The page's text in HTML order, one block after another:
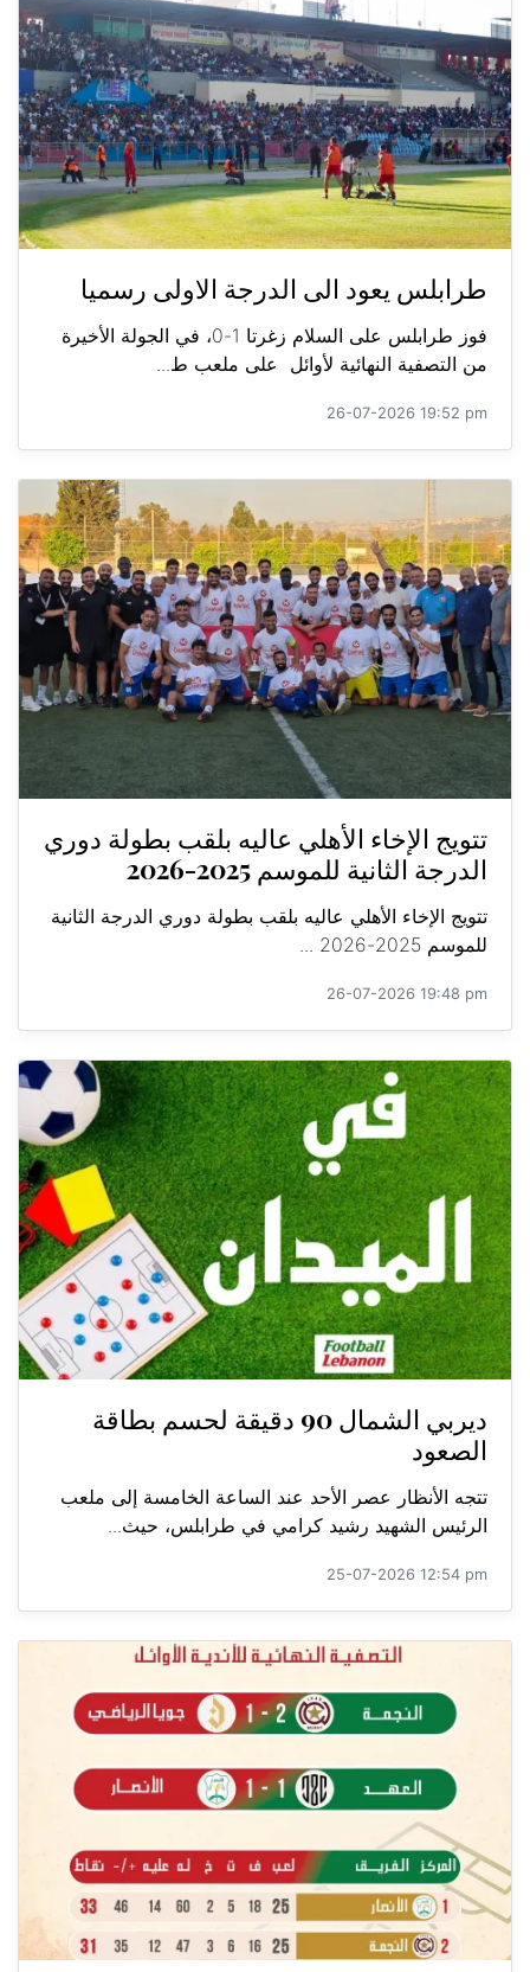
طرابلس يعود الى الدرجة الاولى رسميا
فوز طرابلس على السلام زغرتا 1-0، في الجولة الأخيرة
من التصفية النهائية لأوائل على ملعب ط...
26-07-2026 19:52 pm
تتويج الإخاء الأهلي عاليه بلقب بطولة دوري
الدرجة الثانية للموسم 2025-2026
تتويج الإخاء الأهلي عاليه بلقب بطولة دوري الدرجة الثانية
للموسم 2025-2026 ...
26-07-2026 19:48 pm
ديربي الشمال 90 دقيقة لحسم بطاقة
الصعود
تتجه الأنظار عصر الأحد عند الساعة الخامسة إلى ملعب
الرئيس الشهيد رشيد كرامي في طرابلس، حيث...
25-07-2026 12:54 pm